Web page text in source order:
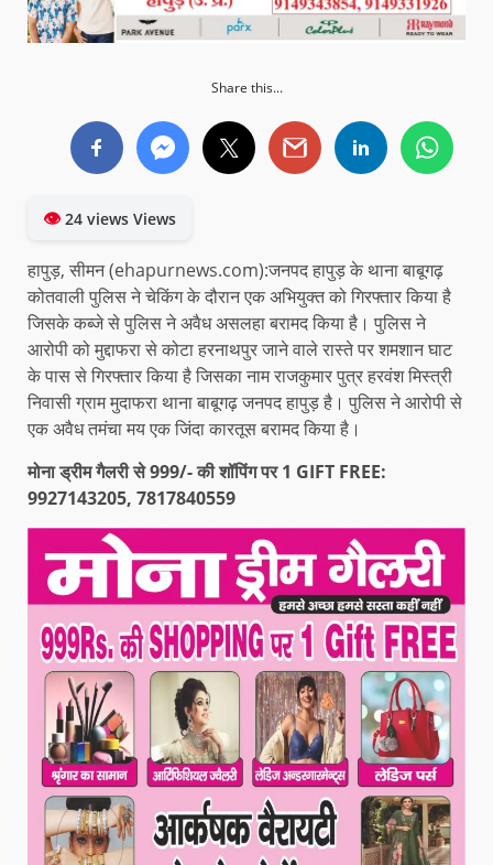
Share this...
👁24 views Views
हापुड़, सीमन (ehapurnews.com):जनपद हापुड़ के थाना बाबूगढ़
कोतवाली पुलिस ने चेकिंग के दौरान एक अभियुक्त को गिरफ्तार किया है
जिसके कब्जे से पुलिस ने अवैध असलहा बरामद किया है। पुलिस ने
आरोपी को मुद्दाफरा से कोटा हरनाथपुर जाने वाले रास्ते पर शमशान घाट
के पास से गिरफ्तार किया है जिसका नाम राजकुमार पुत्र हरवंश मिस्त्री
निवासी ग्राम मुदाफरा थाना बाबूगढ़ जनपद हापुड़ है। पुलिस ने आरोपी से
एक अवैध तमंचा मय एक जिंदा कारतूस बरामद किया है।
मोना ड्रीम गैलरी से 999/- की शॉपिंग पर 1 GIFT FREE:
9927143205, 7817840559